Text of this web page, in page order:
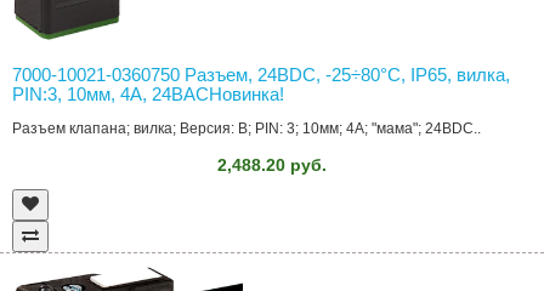
7000-10021-0360750 Разъем, 24ВDC, -25÷80°C, IP65, вилка,
PIN:3, 10мм, 4А, 24ВACНовинка!
Разъем клапана; вилка; Версия: B; PIN: 3; 10мм; 4А; "мама"; 24ВDC..
2,488.20 руб.